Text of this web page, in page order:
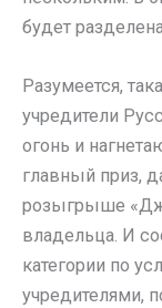
будет
Разумеется,
учредители
огонь и
главный приз,
розыгрыше
владельца. И
категории по
учредителями,